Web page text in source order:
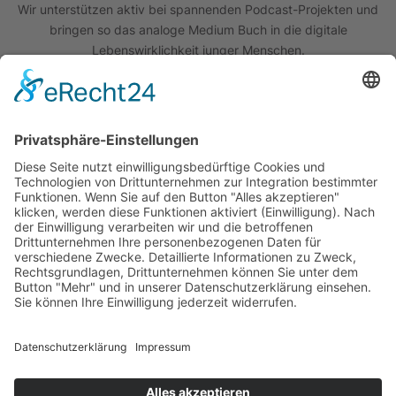
Wir unterstützen aktiv bei spannenden Podcast-Projekten und
bringen so das analoge Medium Buch in die digitale
Lebenswirklichkeit junger Menschen.
Best Practice
Termine
Büchereien
Weiterführende Schulen
Podcast
Abonniere unseren Newsletter
Datenschutzerklärung.